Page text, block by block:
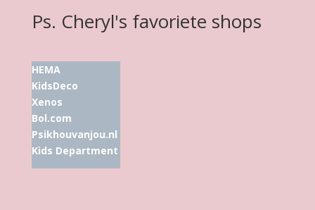
Ps. Cheryl's favoriete shops
HEMA
KidsDeco
Xenos
Bol.com
Psikhouvanjou.nl
Kids Department